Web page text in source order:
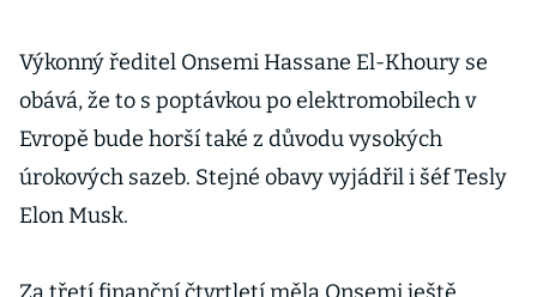
Výkonný ředitel Onsemi Hassane El-Khoury se
obává, že to s poptávkou po elektromobilech v
Evropě bude horší také z důvodu vysokých
úrokových sazeb. Stejné obavy vyjádřil i šéf Tesly
Elon Musk.